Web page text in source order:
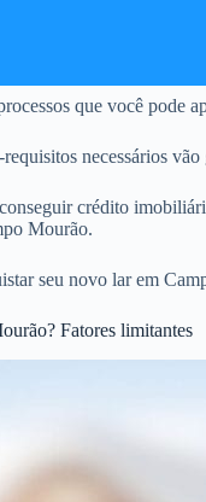
que você
necessários
crédito
Mourão.
seu novo lar em
Fatores limitantes